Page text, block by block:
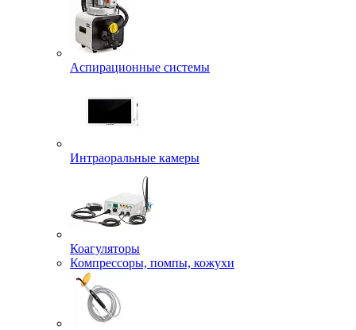
Аспирационные системы
Интраоральные камеры
Коагуляторы
Компрессоры, помпы, кожухи